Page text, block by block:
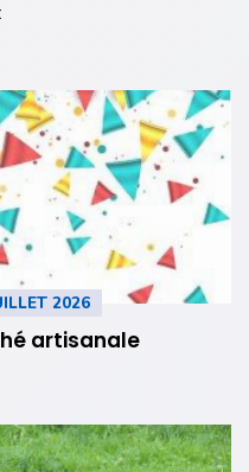
2026
artisanale